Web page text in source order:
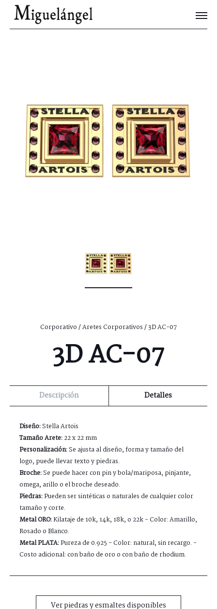
Joyas Únicas
Contacto
Corporativo/Aretes Corporativos/ 3D AC-07
3D AC-07
Descripción Detalles
Diseño:Stella Artois
Tamaño Arete:22 x 22 mm
Personalización:Se ajusta al diseño, forma y tamaño del
logo, puede llevar texto y piedras.
Broche:Se puede hacer con pin y bola/mariposa, pinjante,
omega, arillo o el broche deseado.
Piedras:Pueden ser sintéticas o naturales de cualquier color
tamaño y corte.
Metal ORO:Kilataje de 10k, 14k, 18k, o 22k - Color: Amarillo,
Rosado o Blanco.
Metal PLATA:Pureza de 0.925 - Color: natural, sin recargo. -
Costo adicional: con baño de oro o con baño de rhodium.
Ver piedras y esmaltes disponibles